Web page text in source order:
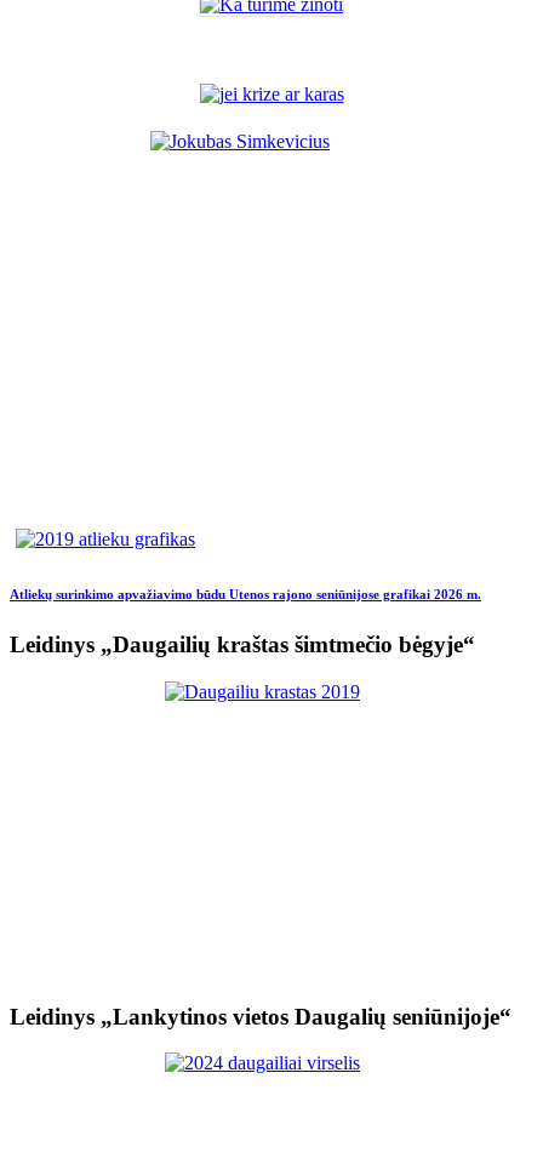
Atliekų surinkimo apvažiavimo būdu Utenos rajono seniūnijose grafikai 2026 m.
Leidinys „Daugailių kraštas šimtmečio bėgyje“
Leidinys „Lankytinos vietos Daugalių seniūnijoje“